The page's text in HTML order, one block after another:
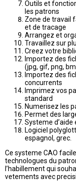
Outils et
les patrons
Zone de travail
et de tracage
Arrangez et
Travaillez sur
Creez votre
Importez des
(jpg, gif, png,
Importez des
concurrents
Imprimez vos
standard
Numerisez les
Permet des
Systeme
Logiciel
espagnol, grec.
Ce systeme CAO
technologues du
l’habillement qui
vetements avec